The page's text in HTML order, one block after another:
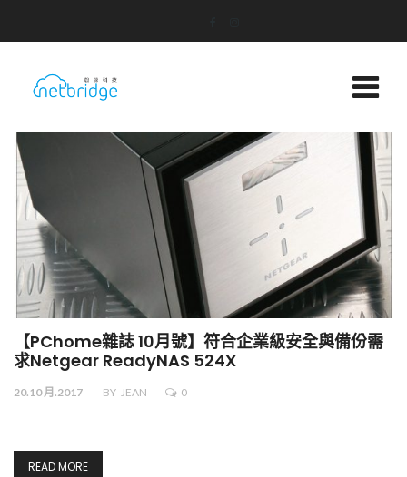
【PChome雜誌 10月號】符合企業級安全與備份需
求Netgear ReadyNAS 524X
20.10 月.2017 BY JEAN 0
READ MORE